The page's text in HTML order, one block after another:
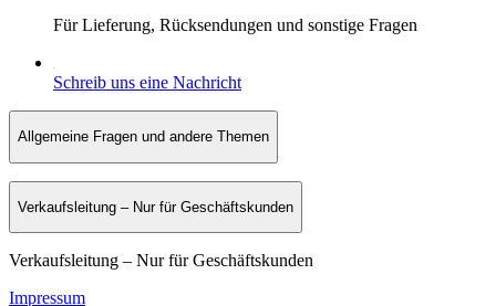
Für Lieferung, Rücksendungen und sonstige Fragen
Schreib uns eine Nachricht
Allgemeine Fragen und andere Themen
Verkaufsleitung – Nur für Geschäftskunden
Verkaufsleitung – Nur für Geschäftskunden
Impressum